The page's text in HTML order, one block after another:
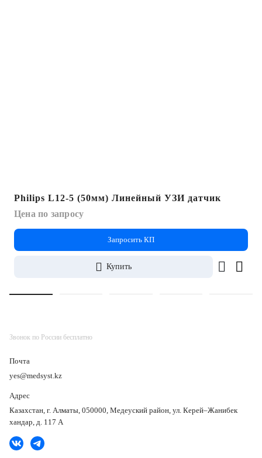
Philips L12-5 (50мм) Линейный УЗИ датчик
Цена по запросу
Запросить КП
Купить
Звонок по России бесплатно
Почта
yes@medsyst.kz
Адрес
Казахстан, г. Алматы, 050000, Медеуский район, ул. Керей–Жанибек
хандар, д. 117 А